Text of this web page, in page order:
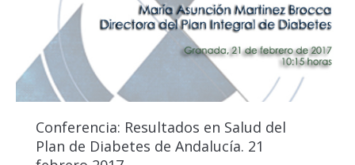
Conferencia: Resultados en Salud del
Plan de Diabetes de Andalucía. 21